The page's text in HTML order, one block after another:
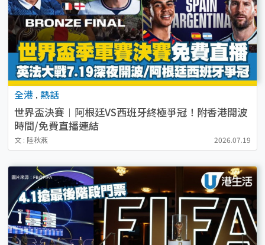
全港 . 熱話
世界盃決賽︱阿根廷VS西班牙終極爭冠！附香港開波
時間/免費直播連結
文 : 陸秋燕 2026.07.19